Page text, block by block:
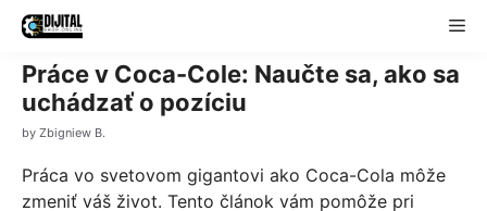
Skip
content
Práce v Coca-Cole: Naučte sa, ako sa
uchádzať o pozíciu
by Zbigniew B.
Práca vo svetovom gigantovi ako Coca-Cola môže
zmeniť váš život. Tento článok vám pomôže pri